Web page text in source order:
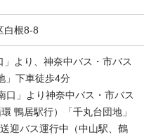
白根8-8
より、神奈中バス・市バス
」下車徒歩4分
口」より神奈中バス・市バス
鴨居駅行）「千丸台団地」
迎バス運行中（中山駅、鶴